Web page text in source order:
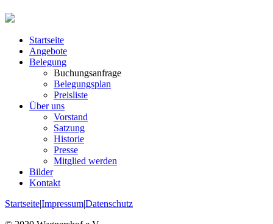
Startseite
Angebote
Belegung
Buchungsanfrage
Belegungsplan
Preisliste
Über uns
Vorstand
Satzung
Historie
Presse
Mitglied werden
Bilder
Kontakt
Startseite|Impressum|Datenschutz